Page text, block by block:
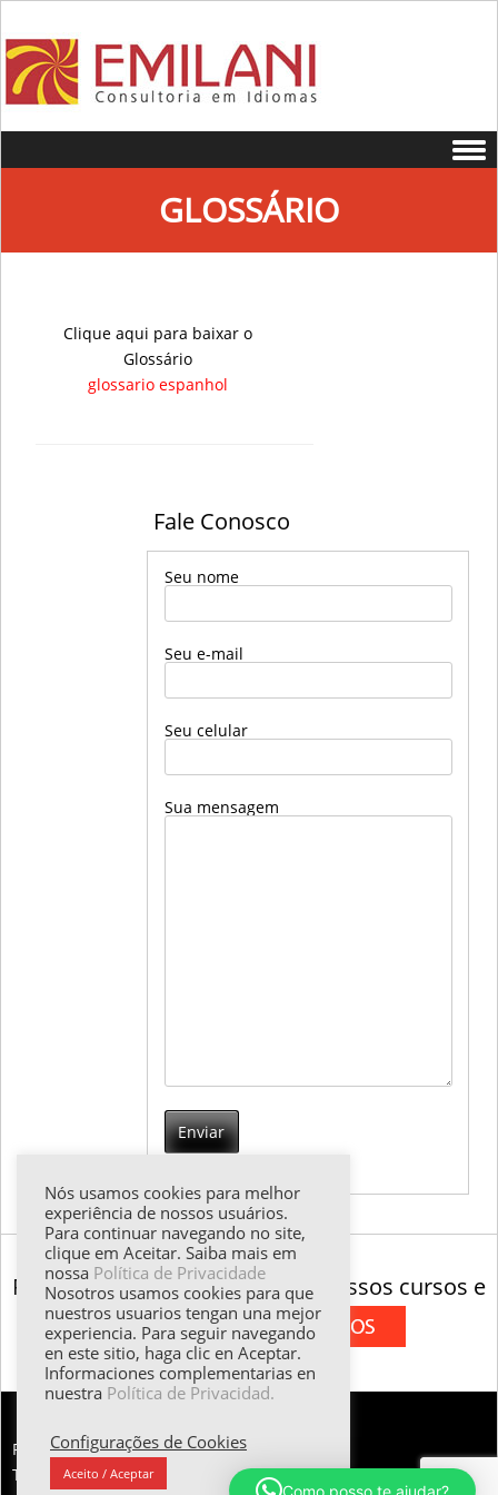
GLOSSÁRIO
Clique aqui para baixar o
Glossário
glossario espanhol
Fale Conosco
Seu nome
Seu e-mail
Seu celular
Sua mensagem
Para mais informações sobre nossos cursos e
serviços
FALE CONOSCO:
Tel.: (55 11) 98374.5258 | Email: esther@emilani.com.br
Nós usamos cookies para melhor
experiência de nossos usuários.
Para continuar navegando no site,
clique em Aceitar. Saiba mais em
nossa Política de Privacidade
Nosotros usamos cookies para que
nuestros usuarios tengan una mejor
experiencia. Para seguir navegando
en este sitio, haga clic en Aceptar.
Informaciones complementarias en
nuestra Política de Privacidad.
Configurações de Cookies
Aceito / Aceptar
Como posso te ajudar?